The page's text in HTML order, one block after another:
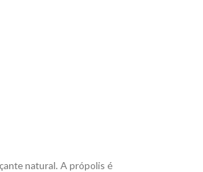
natural. A própolis é